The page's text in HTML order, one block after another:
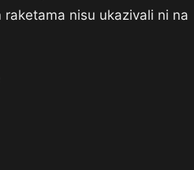
nisu ukazivali ni na